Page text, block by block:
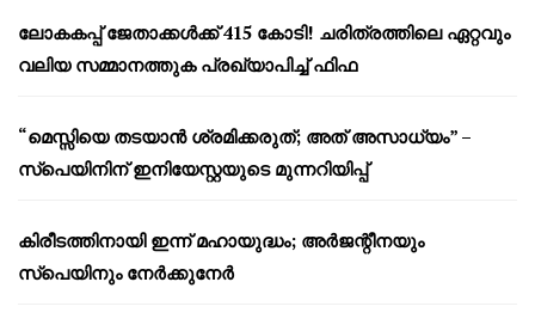
ലോകകപ്പ് ജേതാക്കൾക്ക് 415 കോടി! ചരിത്രത്തിലെ ഏറ്റവും
വലിയ സമ്മാനത്തുക പ്രഖ്യാപിച്ച് ഫിഫ
“മെസ്സിയെ തടയാൻ ശ്രമിക്കരുത്; അത് അസാധ്യം” –
സ്പെയിനിന് ഇനിയേസ്റ്റയുടെ മുന്നറിയിപ്പ്
കിരീടത്തിനായി ഇന്ന് മഹായുദ്ധം; അർജന്റീനയും
സ്പെയിനും നേർക്കുനേർ